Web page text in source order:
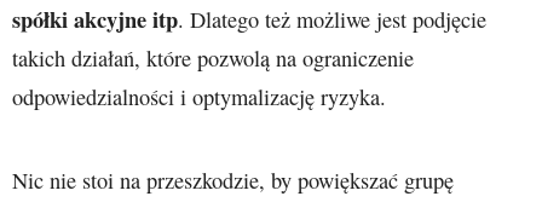
spółki akcyjne itp. Dlatego też możliwe jest podjęcie
takich działań, które pozwolą na ograniczenie
odpowiedzialności i optymalizację ryzyka.
Nic nie stoi na przeszkodzie, by powiększać grupę